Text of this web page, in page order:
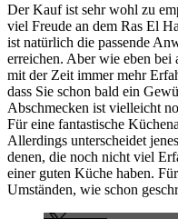
Der Kauf ist sehr wohl zu
viel Freude an dem Ras El
ist natürlich die passende
erreichen. Aber wie eben
mit der Zeit immer mehr
dass Sie schon bald ein
Abschmecken ist vielleicht
Für eine fantastische
Allerdings unterscheidet
denen, die noch nicht viel
einer guten Küche haben.
Umständen, wie schon